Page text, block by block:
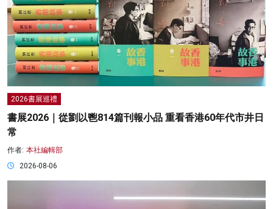
2026書展巡禮
書展2026｜從劉以鬯814篇刊報小品 重看香港60年代市井日
常
作者: 本社編輯部
2026-08-06